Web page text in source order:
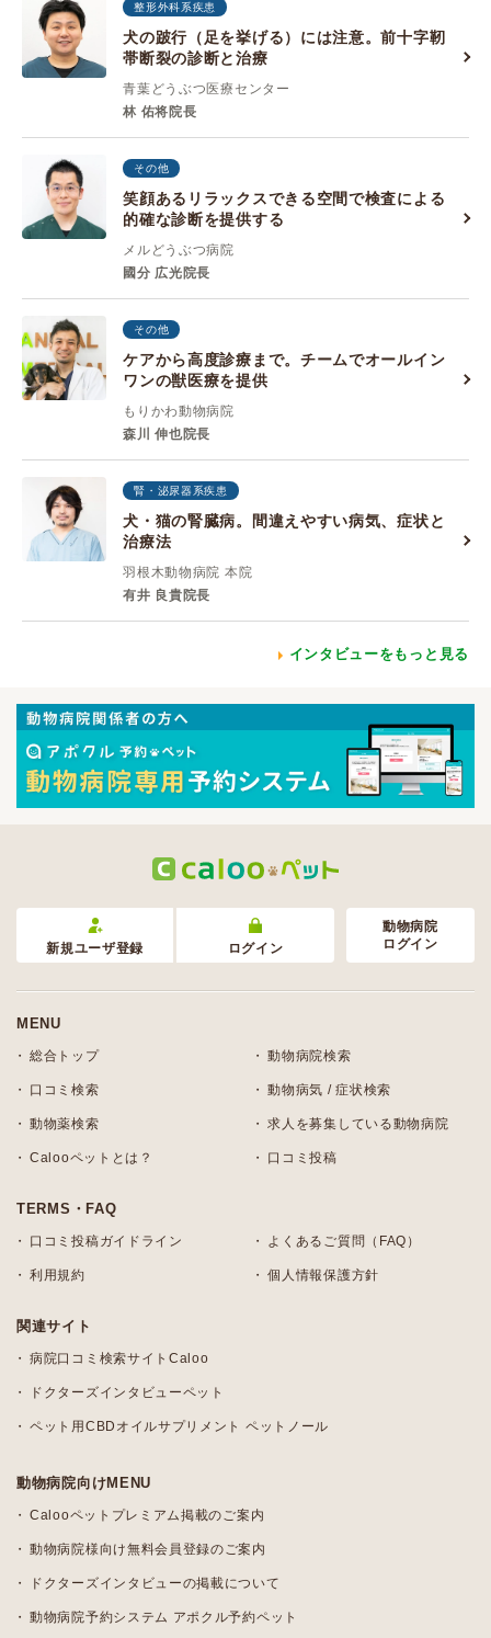
整形外科系疾患
犬の跛行（足を挙げる）には注意。前十字靭
帯断裂の診断と治療
青葉どうぶつ医療センター
林 佑将院長
その他
笑顔あるリラックスできる空間で検査による
的確な診断を提供する
メルどうぶつ病院
國分 広光院長
その他
ケアから高度診療まで。チームでオールイン
ワンの獣医療を提供
もりかわ動物病院
森川 伸也院長
腎・泌尿器系疾患
犬・猫の腎臓病。間違えやすい病気、症状と
治療法
羽根木動物病院 本院
有井 良貴院長
インタビューをもっと見る
新規ユーザ登録 ログイン
動物病院
ログイン
MENU
総合トップ 動物病院検索
口コミ検索 動物病気 / 症状検索
動物薬検索 求人を募集している動物病院
Calooペットとは？ 口コミ投稿
TERMS・FAQ
口コミ投稿ガイドライン よくあるご質問（FAQ）
利用規約 個人情報保護方針
関連サイト
病院口コミ検索サイトCaloo
ドクターズインタビューペット
ペット用CBDオイルサプリメント ペットノール
動物病院向けMENU
Calooペットプレミアム掲載のご案内
動物病院様向け無料会員登録のご案内
ドクターズインタビューの掲載について
動物病院予約システム アポクル予約ペット